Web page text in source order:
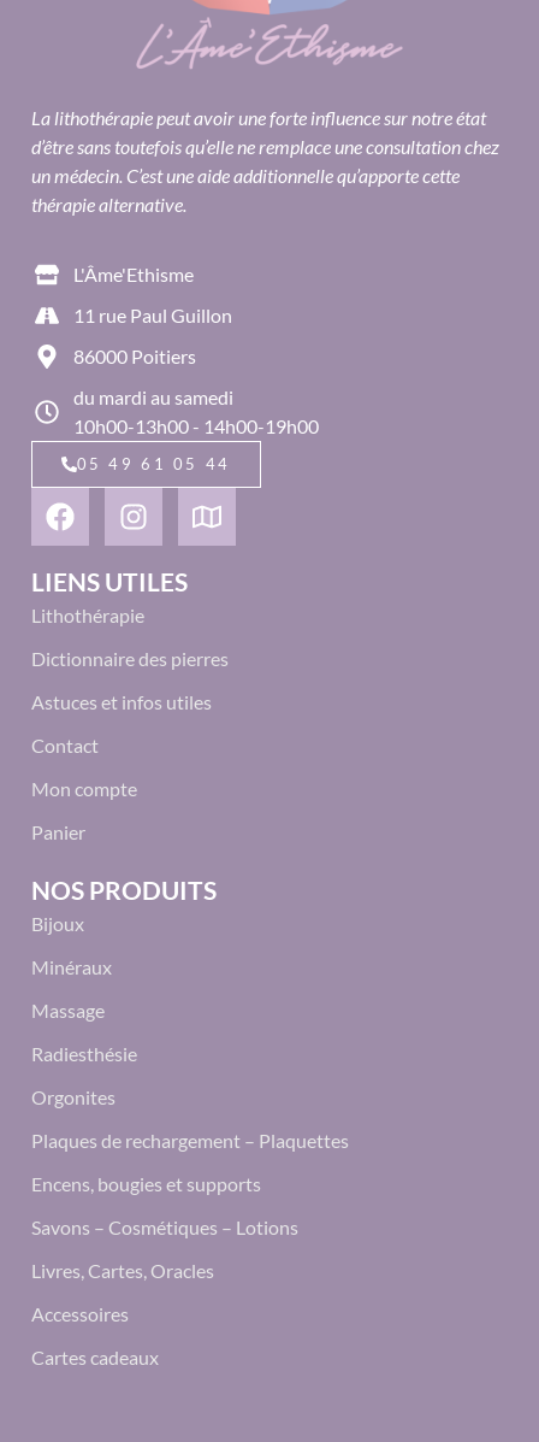
La lithothérapie peut avoir une forte influence sur notre état
d’être sans toutefois qu’elle ne remplace une consultation chez
un médecin. C’est une aide additionnelle qu’apporte cette
thérapie alternative.
L'Âme'Ethisme
11 rue Paul Guillon
86000 Poitiers
du mardi au samedi
10h00-13h00 - 14h00-19h00
05 49 61 05 44
LIENS UTILES
Lithothérapie
Dictionnaire des pierres
Astuces et infos utiles
Contact
Mon compte
Panier
NOS PRODUITS
Bijoux
Minéraux
Massage
Radiesthésie
Orgonites
Plaques de rechargement – Plaquettes
Encens, bougies et supports
Savons – Cosmétiques – Lotions
Livres, Cartes, Oracles
Accessoires
Cartes cadeaux